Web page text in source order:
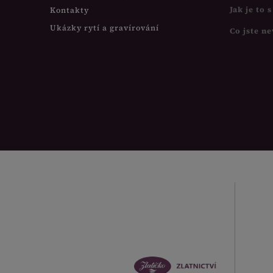
Kontakty
Ukázky rytí a gravírování
Jak je to
Co jste